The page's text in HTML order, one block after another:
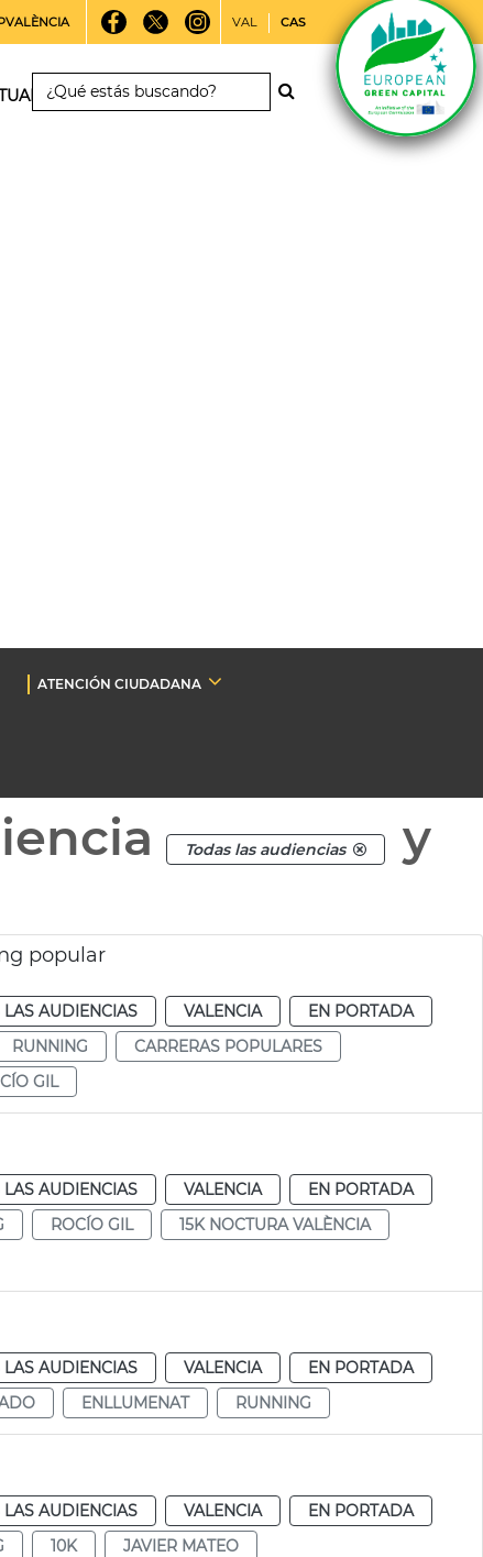
VAL CAS
ATENCIÓN CIUDADANA
Todas las audiencias
y
popular
AUDIENCIAS VALENCIA
EN PORTADA
RUNNING
CARRERAS POPULARES
GIL
AUDIENCIAS VALENCIA
EN PORTADA
ROCÍO GIL
15K NOCTURA VALÈNCIA
AUDIENCIAS VALENCIA
EN PORTADA
ENLLUMENAT RUNNING
AUDIENCIAS VALENCIA
EN PORTADA
10K JAVIER MATEO